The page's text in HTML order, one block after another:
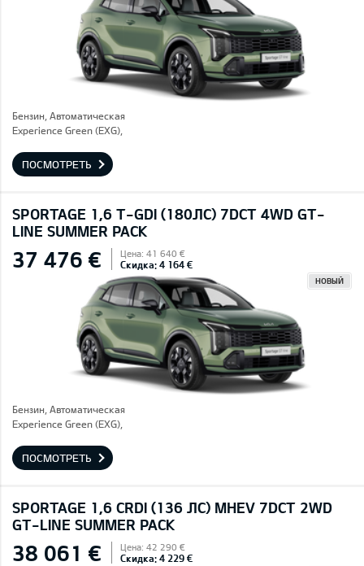
Бензин, Автоматическая
Experience Green (EXG),
ПОСМОТРЕТЬ
SPORTAGE 1,6 T-GDI (180ЛС) 7DCT 4WD GT-
LINE SUMMER PACK
37 476 € Цена: 41 640 €
Скидка: 4 164 €
НОВЫЙ
Бензин, Автоматическая
Experience Green (EXG),
ПОСМОТРЕТЬ
SPORTAGE 1,6 CRDI (136 ЛС) MHEV 7DCT 2WD
GT-LINE SUMMER PACK
38 061 € Цена: 42 290 €
Скидка: 4 229 €